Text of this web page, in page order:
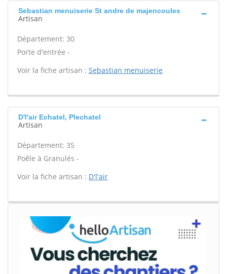
Sebastian menuiserie St andre de majencoules
Artisan
Département: 30
Porte d'entrée -
Voir la fiche artisan : Sebastian menuiserie
D'l'air Echatel, Plechatel
Artisan
Département: 35
Poêle à Granulés -
Voir la fiche artisan : D'l'air